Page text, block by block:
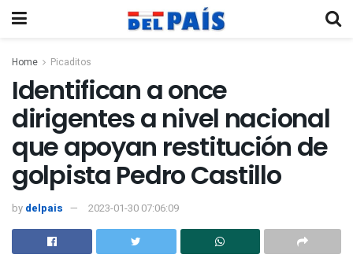
Home Picaditos
Identifican a once
dirigentes a nivel nacional
que apoyan restitución de
golpista Pedro Castillo
by delpais 2023-01-30 07:06:09